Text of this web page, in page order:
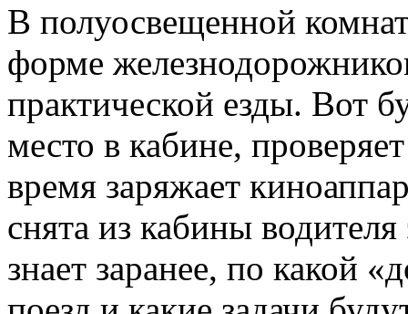
В полуосвещенной
форме
практической езды. Вот
место в кабине,
время заряжает
снята из кабины
знает заранее, по какой